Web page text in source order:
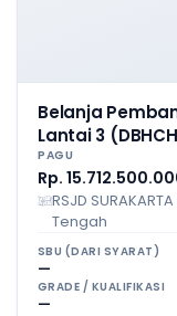
Belanja
Lantai 3
PAGU
Rp.
RSJD
Tengah
SBU (DARI SYARAT)
—
GRADE / KUALIFIKASI
—